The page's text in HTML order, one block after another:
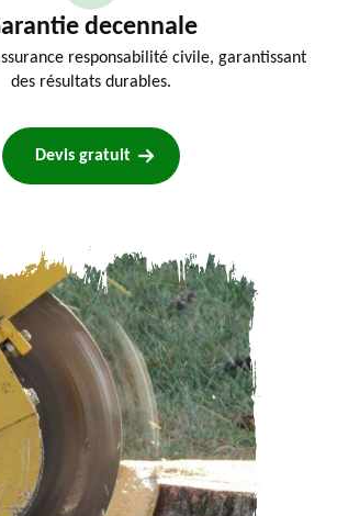
decennale
responsabilité civile, garantissant
des résultats durables.
Devis gratuit